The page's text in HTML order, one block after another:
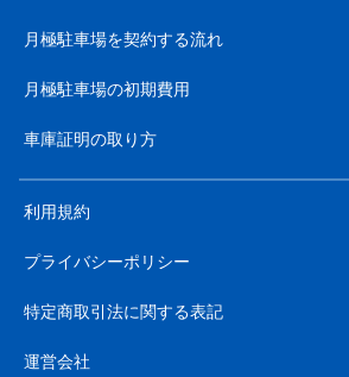
月極駐車場を契約する流れ
月極駐車場の初期費用
車庫証明の取り方
利用規約
プライバシーポリシー
特定商取引法に関する表記
運営会社